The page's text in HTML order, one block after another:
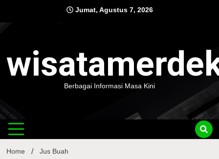
content
Jumat, Agustus 7, 2026
Berbagai Informasi Masa Kini
Home Jus Buah